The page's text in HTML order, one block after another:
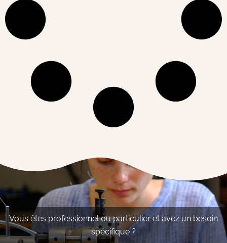
Vous êtes professionnel ou particulier et avez un besoin
spécifique ?